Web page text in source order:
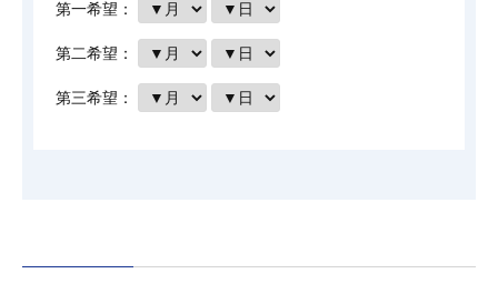
第一希望：
第二希望：
第三希望：